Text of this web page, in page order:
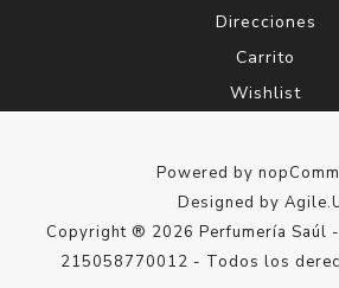
Direcciones
Carrito
Wishlist
Powered by
Designed by
Copyright ® 2026 Perfumería Saúl
215058770012 - Todos los